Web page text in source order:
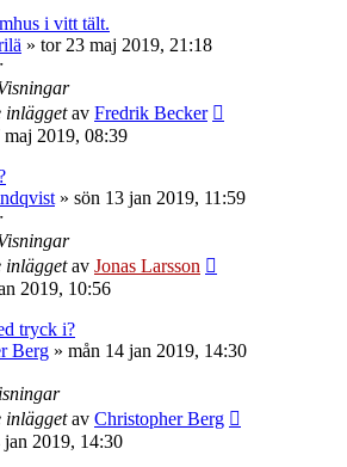
i vitt tält.
» tor 23 maj 2019, 21:18
inläggetav Fredrik Becker
maj 2019, 08:39
» sön 13 jan 2019, 11:59
inläggetav Jonas Larsson
2019, 10:56
tryck i?
Berg » mån 14 jan 2019, 14:30
inläggetav Christopher Berg
jan 2019, 14:30